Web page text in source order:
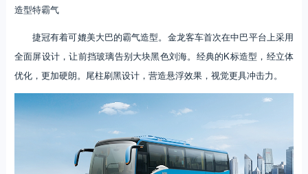
造型特霸气
捷冠有着可媲美大巴的霸气造型。金龙客车首次在中巴平台上采用
全面屏设计，让前挡玻璃告别大块黑色刘海。经典的K标造型，经立体
优化，更加硬朗。尾柱刷黑设计，营造悬浮效果，视觉更具冲击力。